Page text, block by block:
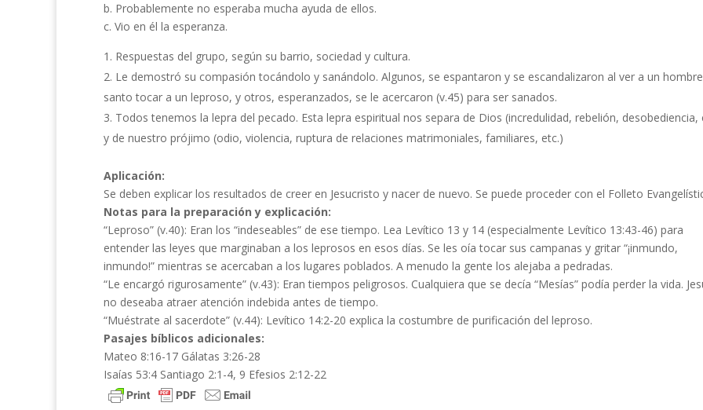
b. Probablemente no esperaba mucha ayuda de ellos.
c. Vio en él la esperanza.
Respuestas del grupo, según su barrio, sociedad y cultura.
Le demostró su compasión tocándolo y sanándolo. Algunos, se espantaron y se escandalizaron al ver a un hombre
santo tocar a un leproso, y otros, esperanzados, se le acercaron (v.45) para ser sanados.
Todos tenemos la lepra del pecado. Esta lepra espiritual nos separa de Dios (incredulidad, rebelión, desobediencia,
y de nuestro prójimo (odio, violencia, ruptura de relaciones matrimoniales, familiares, etc.)
Aplicación:
Se deben explicar los resultados de creer en Jesucristo y nacer de nuevo. Se puede proceder con el Folleto
Notas para la preparación y explicación:
“Leproso” (v.40): Eran los “indeseables” de ese tiempo. Lea Levítico 13 y 14 (especialmente Levítico 13:43-46) para
entender las leyes que marginaban a los leprosos en esos días. Se les oía tocar sus campanas y gritar “¡inmundo,
inmundo!” mientras se acercaban a los lugares poblados. A menudo la gente los alejaba a pedradas.
“Le encargó rigurosamente” (v.43): Eran tiempos peligrosos. Cualquiera que se decía “Mesías” podía perder la vida.
no deseaba atraer atención indebida antes de tiempo.
“Muéstrate al sacerdote” (v.44): Levítico 14:2-20 explica la costumbre de purificación del leproso.
Pasajes bíblicos adicionales:
Mateo 8:16-17 Gálatas 3:26-28
Isaías 53:4 Santiago 2:1-4, 9 Efesios 2:12-22